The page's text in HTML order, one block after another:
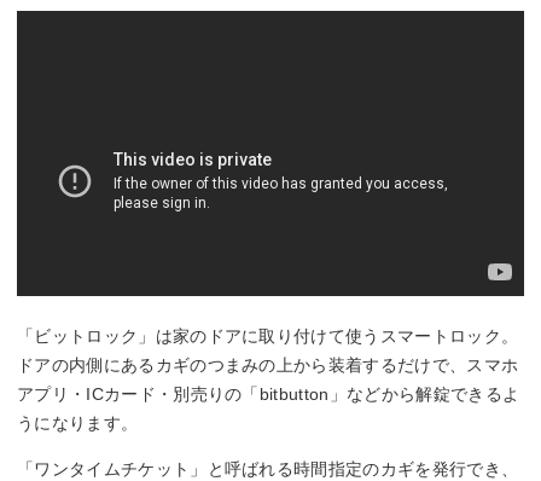
「ビットロック」は家のドアに取り付けて使うスマートロック。
ドアの内側にあるカギのつまみの上から装着するだけで、スマホ
アプリ・ICカード・別売りの「bitbutton」などから解錠できるよ
うになります。
「ワンタイムチケット」と呼ばれる時間指定のカギを発行でき、